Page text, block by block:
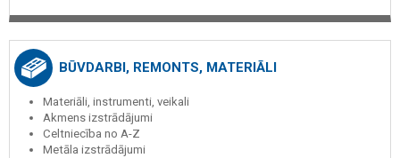
BŪVDARBI, REMONTS, MATERIĀLI
Materiāli, instrumenti, veikali
Akmens izstrādājumi
Celtniecība no A-Z
Metāla izstrādājumi